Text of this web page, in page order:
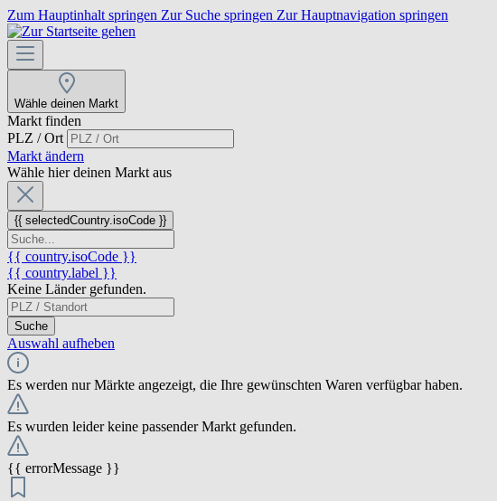
Zum Hauptinhalt springen Zur Suche springen Zur Hauptnavigation springen
Wähle deinen Markt
Markt finden
PLZ / Ort
Markt ändern
Wähle hier deinen Markt aus
{{ selectedCountry.isoCode }}
{{ country.isoCode }}
{{ country.label }}
Keine Länder gefunden.
Suche
Auswahl aufheben
Es werden nur Märkte angezeigt, die Ihre gewünschten Waren verfügbar haben.
Es wurden leider keine passender Markt gefunden.
{{ errorMessage }}